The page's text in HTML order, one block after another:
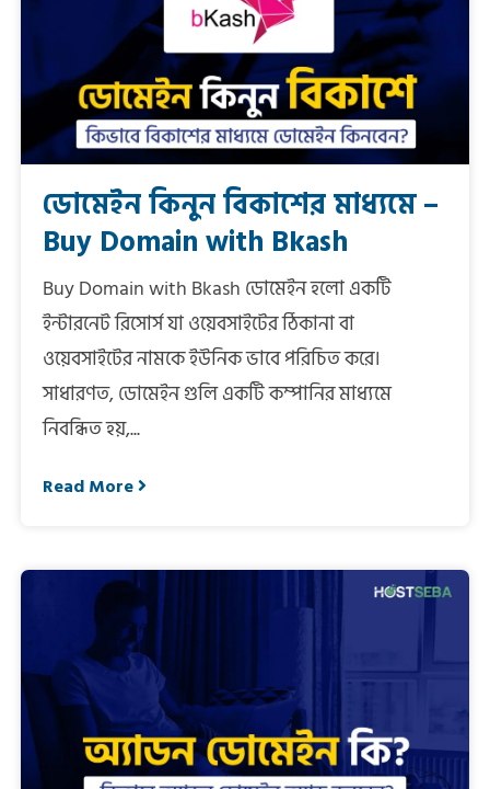
ডোমেইন কিনুন বিকাশের মাধ্যমে –
Buy Domain with Bkash
Buy Domain with Bkash ডোমেইন হলো একটি
ইন্টারনেট রিসোর্স যা ওয়েবসাইটের ঠিকানা বা
ওয়েবসাইটের নামকে ইউনিক ভাবে পরিচিত করে।
সাধারণত, ডোমেইন গুলি একটি কম্পানির মাধ্যমে
নিবন্ধিত হয়,...
Read More